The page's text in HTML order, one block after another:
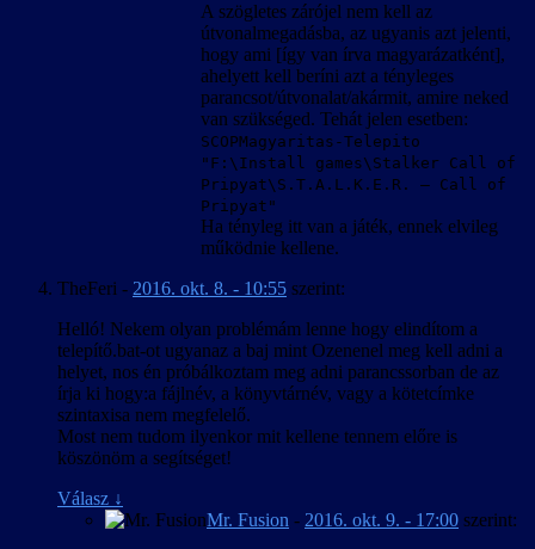
A szögletes zárójel nem kell az
útvonalmegadásba, az ugyanis azt jelenti,
hogy ami [így van írva magyarázatként],
ahelyett kell beríni azt a tényleges
parancsot/útvonalat/akármit, amire neked
van szükséged. Tehát jelen esetben:
SCOPMagyaritas-Telepito
"F:\Install games\Stalker Call of
Pripyat\S.T.A.L.K.E.R. – Call of
Pripyat"
Ha tényleg itt van a játék, ennek elvileg
működnie kellene.
TheFeri - 2016. okt. 8. - 10:55 szerint:
Helló! Nekem olyan problémám lenne hogy elindítom a
telepítő.bat-ot ugyanaz a baj mint Ozenenel meg kell adni a
helyet, nos én próbálkoztam meg adni parancssorban de az
írja ki hogy:a fájlnév, a könyvtárnév, vagy a kötetcímke
szintaxisa nem megfelelő.
Most nem tudom ilyenkor mit kellene tennem előre is
köszönöm a segítséget!
Válasz ↓
Mr. Fusion - 2016. okt. 9. - 17:00 szerint: